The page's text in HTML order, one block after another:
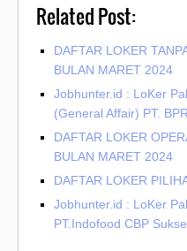
Related Post:
DAFTAR LOKER
BULAN MARET 2024
Jobhunter.id : LoKer
(General Affair) PT.
DAFTAR LOKER
BULAN MARET 2024
DAFTAR LOKER
Jobhunter.id : LoKer
PT.Indofood CBP